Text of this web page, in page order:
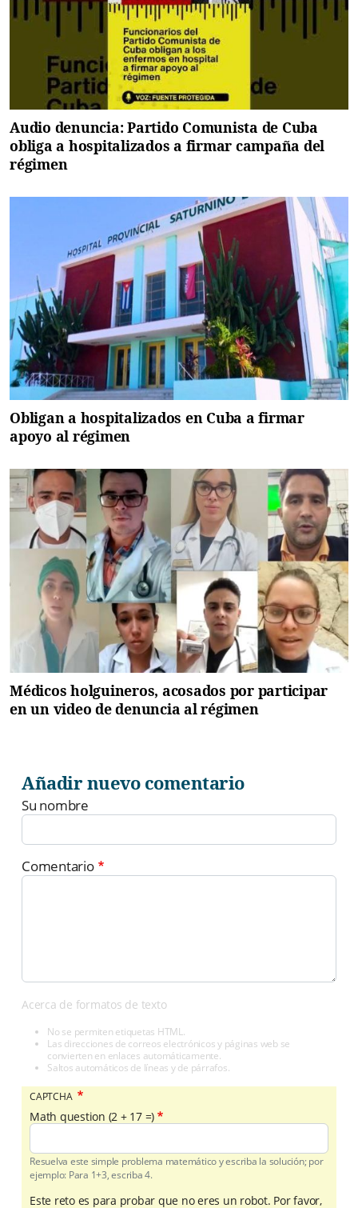
Audio denuncia: Partido Comunista de Cuba
obliga a hospitalizados a firmar campaña del
régimen
Obligan a hospitalizados en Cuba a firmar
apoyo al régimen
Médicos holguineros, acosados por participar
en un video de denuncia al régimen
Añadir nuevo comentario
Su nombre
Comentario
Acerca de formatos de texto
No se permiten etiquetas HTML.
Las direcciones de correos electrónicos y páginas web se
convierten en enlaces automáticamente.
Saltos automáticos de líneas y de párrafos.
CAPTCHA
Math question (2 + 17 =)
Resuelva este simple problema matemático y escriba la solución; por
ejemplo: Para 1+3, escriba 4.
Este reto es para probar que no eres un robot. Por favor,